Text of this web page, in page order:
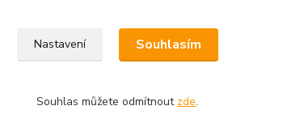
Nastavení Souhlasím
Souhlas můžete odmítnout zde.